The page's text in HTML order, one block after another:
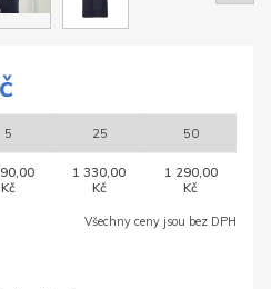
5 25 50
Kč
1 330,00
Kč
1 290,00
Kč
Všechny ceny jsou bez DPH